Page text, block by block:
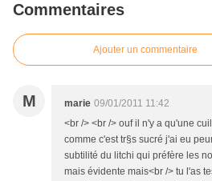
Commentaires
Ajouter un commentaire
M marie 09/01/2011 11:42
<br /> <br /> ouf il n'y a qu'une
comme c'est tr§s sucré j'ai eu
subtilité du litchi qui préfère les
mais évidente mais<br /> tu l'as